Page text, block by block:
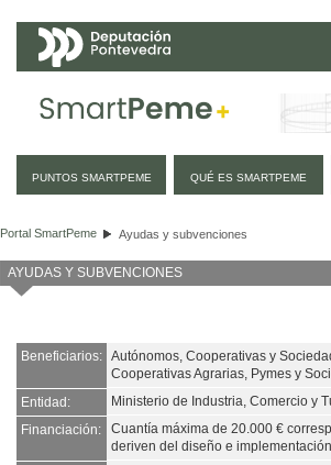
PUNTOS SMARTPEME QUÉ ES SMARTPEME
Portal SmartPeme Ayudas y subvenciones
AYUDAS Y SUBVENCIONES
Beneficiarios: Autónomos, Cooperativas y
Cooperativas Agrarias, Pymes y
Entidad:
Ministerio de Industria, Comercio y
Financiación:
Cuantía máxima de 20.000 €
deriven del diseño e